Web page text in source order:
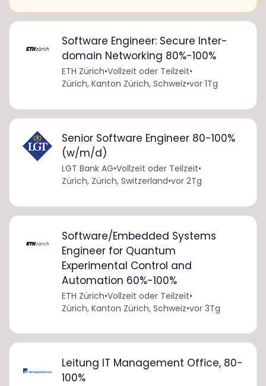
Software Engineer: Secure Inter-
domain Networking 80%-100%
ETH Zürich•Vollzeit oder Teilzeit•
Zürich, Kanton Zürich, Schweiz•vor 1Tg
Senior Software Engineer 80-100%
(w/m/d)
LGT Bank AG•Vollzeit oder Teilzeit•
Zürich, Zürich, Switzerland•vor 2Tg
Software/Embedded Systems
Engineer for Quantum
Experimental Control and
Automation 60%-100%
ETH Zürich•Vollzeit oder Teilzeit•
Zürich, Kanton Zürich, Schweiz•vor 3Tg
Leitung IT Management Office, 80-
100%